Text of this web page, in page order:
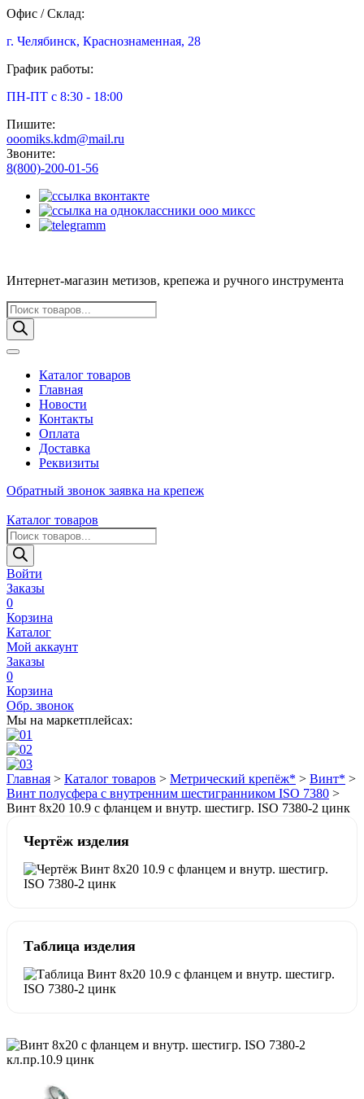
Офис / Склад:
г. Челябинск, Краснознаменная, 28
График работы:
ПН-ПТ с 8:30 - 18:00
Пишите:
ooomiks.kdm@mail.ru
Звоните:
8(800)-200-01-56
Интернет-магазин метизов, крепежа и ручного инструмента
Поиск
товаров
Каталог товаров
Главная
Новости
Контакты
Оплата
Доставка
Реквизиты
Обратный звонок заявка на крепеж
Каталог товаров
Поиск
товаров
Войти
Заказы
0
Корзина
Каталог
Мой аккаунт
Заказы
0
Корзина
Обр. звонок
Мы на маркетплейсах:
Главная > Каталог товаров > Метрический крепёж* > Винт* >
Винт полусфера с внутренним шестигранником ISO 7380 >
Винт 8х20 10.9 с фланцем и внутр. шестигр. ISO 7380-2 цинк
Чертёж изделия
Таблица изделия